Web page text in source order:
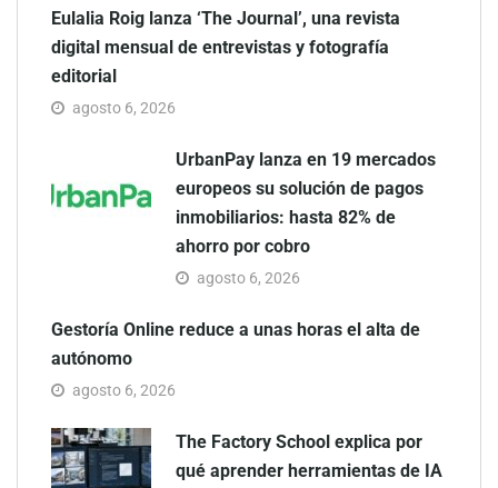
Eulalia Roig lanza ‘The Journal’, una revista
digital mensual de entrevistas y fotografía
editorial
agosto 6, 2026
UrbanPay lanza en 19 mercados
europeos su solución de pagos
inmobiliarios: hasta 82% de
ahorro por cobro
agosto 6, 2026
Gestoría Online reduce a unas horas el alta de
autónomo
agosto 6, 2026
The Factory School explica por
qué aprender herramientas de IA